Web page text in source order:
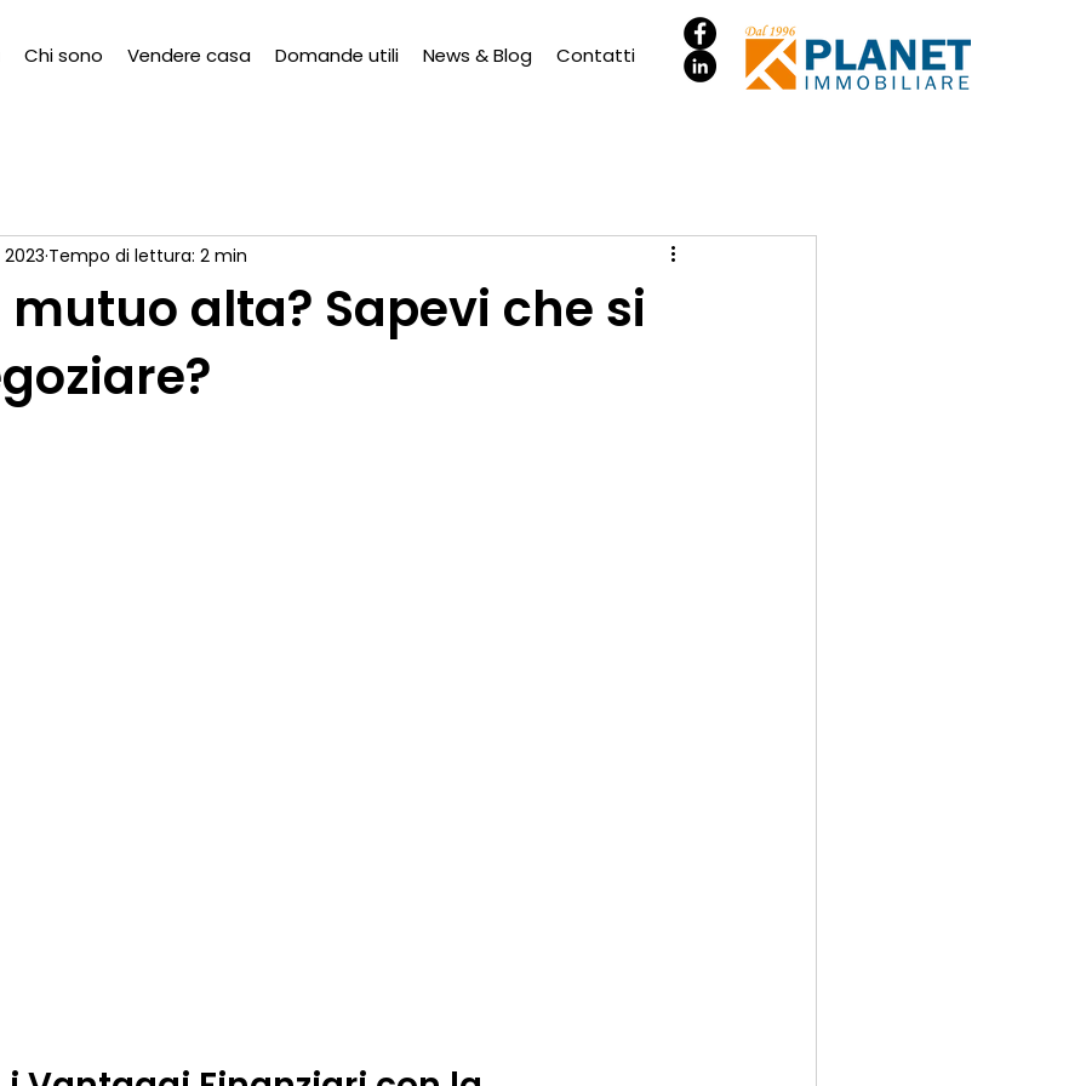
Chi sono Vendere casa Domande utili News & Blog Contatti
mutuo alta? Sapevi che si
Tempo di lettura: 2 min